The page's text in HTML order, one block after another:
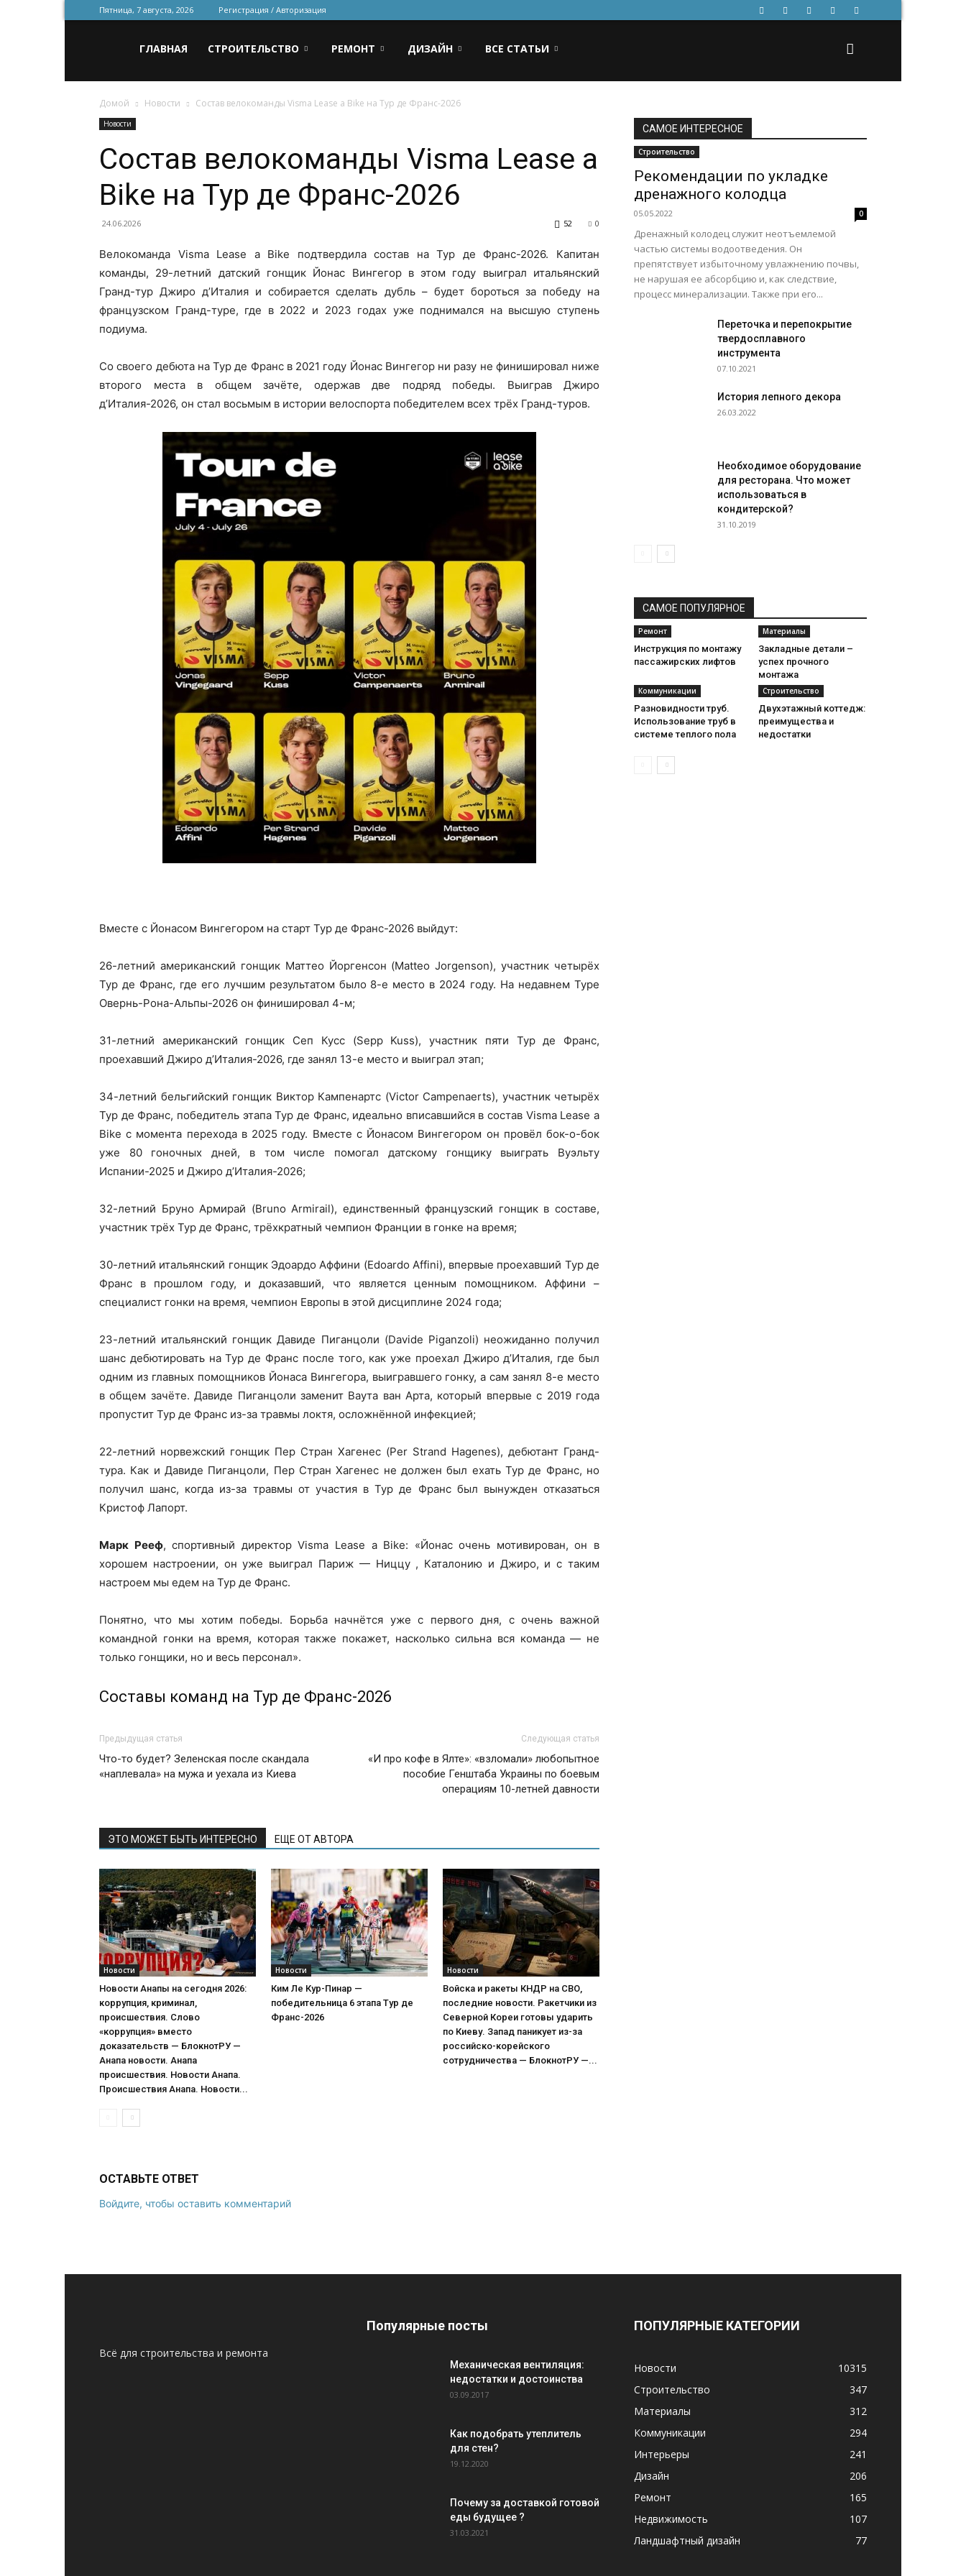
Пятница, 7 августа, 2026 Регистрация / Авторизация
для
строительства
и
ремонта
ГЛАВНАЯ СТРОИТЕЛЬСТВО РЕМОНТ ДИЗАЙН ВСЕ СТАТЬИ
Домой Новости Состав велокоманды Visma Lease a Bike на Тур де Франс-2026
Новости
Состав велокоманды Visma Lease a
Bike на Тур де Франс-2026
24.06.2026 0
52
Велокоманда Visma Lease a Bike подтвердила состав на Тур де Франс-2026. Капитан
команды, 29-летний датский гонщик Йонас Вингегор в этом году выиграл итальянский
Гранд-тур Джиро д’Италия и собирается сделать дубль – будет бороться за победу на
французском Гранд-туре, где в 2022 и 2023 годах уже поднимался на высшую ступень
подиума.
Со своего дебюта на Тур де Франс в 2021 году Йонас Вингегор ни разу не финишировал ниже
второго места в общем зачёте, одержав две подряд победы. Выиграв Джиро
д’Италия-2026, он стал восьмым в истории велоспорта победителем всех трёх Гранд-туров.
Вместе с Йонасом Вингегором на старт Тур де Франс-2026 выйдут:
26-летний американский гонщик Маттео Йоргенсон (Matteo Jorgenson), участник четырёх
Тур де Франс, где его лучшим результатом было 8-е место в 2024 году. На недавнем Туре
Овернь-Рона-Альпы-2026 он финишировал 4-м;
31-летний американский гонщик Сеп Кусс (Sepp Kuss), участник пяти Тур де Франс,
проехавший Джиро д’Италия-2026, где занял 13-е место и выиграл этап;
34-летний бельгийский гонщик Виктор Кампенартс (Victor Campenaerts), участник четырёх
Тур де Франс, победитель этапа Тур де Франс, идеально вписавшийся в состав Visma Lease a
Bike с момента перехода в 2025 году. Вместе с Йонасом Вингегором он провёл бок-о-бок
уже 80 гоночных дней, в том числе помогал датскому гонщику выиграть Вуэльту
Испании-2025 и Джиро д’Италия-2026;
32-летний Бруно Армирай (Bruno Armirail), единственный французский гонщик в составе,
участник трёх Тур де Франс, трёхкратный чемпион Франции в гонке на время;
30-летний итальянский гонщик Эдоардо Аффини (Edoardo Affini), впервые проехавший Тур де
Франс в прошлом году, и доказавший, что является ценным помощником. Аффини –
специалист гонки на время, чемпион Европы в этой дисциплине 2024 года;
23-летний итальянский гонщик Давиде Пиганцоли (Davide Piganzoli) неожиданно получил
шанс дебютировать на Тур де Франс после того, как уже проехал Джиро д’Италия, где был
одним из главных помощников Йонаса Вингегора, выигравшего гонку, а сам занял 8-е место
в общем зачёте. Давиде Пиганцоли заменит Ваута ван Арта, который впервые с 2019 года
пропустит Тур де Франс из-за травмы локтя, осложнённой инфекцией;
22-летний норвежский гонщик Пер Стран Хагенес (Per Strand Hagenes), дебютант Гранд-
тура. Как и Давиде Пиганцоли, Пер Стран Хагенес не должен был ехать Тур де Франс, но
получил шанс, когда из-за травмы от участия в Тур де Франс был вынужден отказаться
Кристоф Лапорт.
Марк Рееф, спортивный директор Visma Lease a Bike: «Йонас очень мотивирован, он в
хорошем настроении, он уже выиграл Париж — Ниццу , Каталонию и Джиро, и с таким
настроем мы едем на Тур де Франс.
Понятно, что мы хотим победы. Борьба начнётся уже с первого дня, с очень важной
командной гонки на время, которая также покажет, насколько сильна вся команда — не
только гонщики, но и весь персонал».
Составы команд на Тур де Франс-2026
Предыдущая статья
Что-то будет? Зеленская после скандала
«наплевала» на мужа и уехала из Киева
Следующая статья
«И про кофе в Ялте»: «взломали» любопытное
пособие Генштаба Украины по боевым
операциям 10-летней давности
ЭТО МОЖЕТ БЫТЬ ИНТЕРЕСНО ЕЩЕ ОТ АВТОРА
Новости
Новости Анапы на сегодня 2026:
коррупция, криминал,
происшествия. Слово
«коррупция» вместо
доказательств — БлокнотРУ —
Анапа новости. Анапа
происшествия. Новости Анапа.
Происшествия Анапа. Новости...
Новости
Ким Ле Кур-Пинар —
победительница 6 этапа Тур де
Франс-2026
Новости
Войска и ракеты КНДР на СВО,
последние новости. Ракетчики из
Северной Кореи готовы ударить
по Киеву. Запад паникует из-за
российско-корейского
сотрудничества — БлокнотРУ —...
ОСТАВЬТЕ ОТВЕТ
Войдите, чтобы оставить комментарий
САМОЕ ИНТЕРЕСНОЕ
Строительство
Рекомендации по укладке
дренажного колодца
05.05.2022 0
Дренажный колодец служит неотъемлемой
частью системы водоотведения. Он
препятствует избыточному увлажнению почвы,
не нарушая ее абсорбцию и, как следствие,
процесс минерализации. Также при его...
Переточка и перепокрытие
твердосплавного
инструмента
07.10.2021
История лепного декора
26.03.2022
Необходимое оборудование
для ресторана. Что может
использоваться в
кондитерской?
31.10.2019
САМОЕ ПОПУЛЯРНОЕ
Ремонт
Инструкция по монтажу
пассажирских лифтов
Материалы
Закладные детали –
успех прочного
монтажа
Коммуникации
Разновидности труб.
Использование труб в
системе теплого пола
Строительство
Двухэтажный коттедж:
преимущества и
недостатки
Всё для строительства и ремонта
Популярные посты
Механическая вентиляция:
недостатки и достоинства
03.09.2017
Как подобрать утеплитель
для стен?
19.12.2020
Почему за доставкой готовой
еды будущее ?
31.03.2021
ПОПУЛЯРНЫЕ КАТЕГОРИИ
Новости
10315
Строительство
347
Материалы
312
Коммуникации
294
Интерьеры
241
Дизайн
206
Ремонт
165
Недвижимость
107
Ландшафтный дизайн
77